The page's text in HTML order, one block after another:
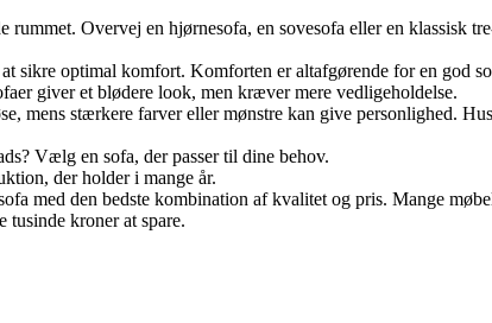
Overvej en hjørnesofa, en sovesofa eller en klassisk
sikre optimal komfort. Komforten er altafgørende for en god
giver et blødere look, men kræver mere vedligeholdelse.
mens stærkere farver eller mønstre kan give personlighed.
Vælg en sofa, der passer til dine behov.
der holder i mange år.
med den bedste kombination af kvalitet og pris. Mange
kroner at spare.